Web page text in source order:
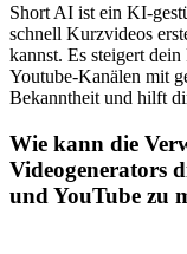
Short AI ist ein KI-
schnell Kurzvideos
kannst. Es steigert
Youtube-Kanälen mit
Bekanntheit und hilft
Wie kann die
Videogenerators
und YouTube zu